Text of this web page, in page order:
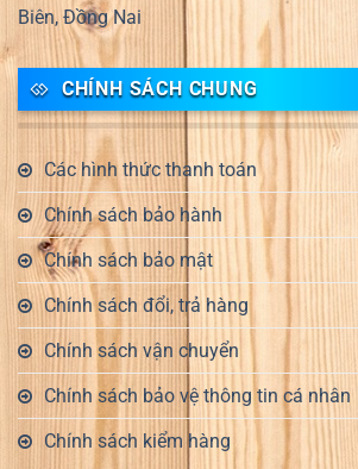
Biên, Đồng Nai
CHÍNH SÁCH CHUNG
Các hình thức thanh toán
Chính sách bảo hành
Chính sách bảo mật
Chính sách đổi, trả hàng
Chính sách vận chuyển
Chính sách bảo vệ thông tin cá nhân
Chính sách kiểm hàng